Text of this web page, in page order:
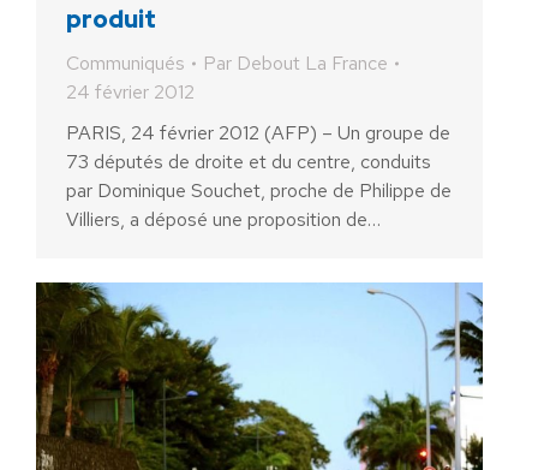
produit
Communiqués Par Debout La France
24 février 2012
PARIS, 24 février 2012 (AFP) – Un groupe de
73 députés de droite et du centre, conduits
par Dominique Souchet, proche de Philippe de
Villiers, a déposé une proposition de…